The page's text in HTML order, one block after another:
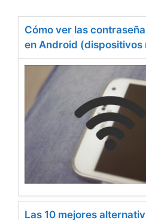
Cómo ver las
en Android (dispositivos
Las 10 mejores